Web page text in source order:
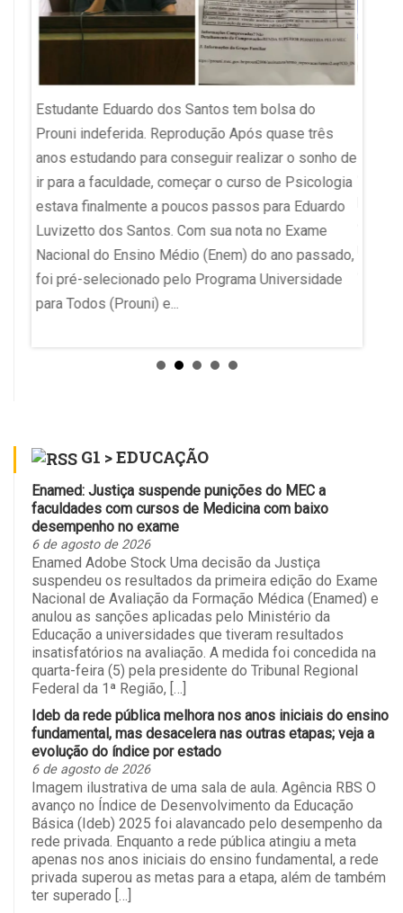
Estudante Eduardo dos Santos tem bolsa do
Prouni indeferida. Reprodução Após quase três
anos estudando para conseguir realizar o sonho de
ir para a faculdade, começar o curso de Psicologia
estava finalmente a poucos passos para Eduardo
Luvizetto dos Santos. Com sua nota no Exame
Nacional do Ensino Médio (Enem) do ano passado,
foi pré-selecionado pelo Programa Universidade
para Todos (Prouni) e...
G1 > EDUCAÇÃO
Enamed: Justiça suspende punições do MEC a
faculdades com cursos de Medicina com baixo
desempenho no exame
6 de agosto de 2026
Enamed Adobe Stock Uma decisão da Justiça
suspendeu os resultados da primeira edição do Exame
Nacional de Avaliação da Formação Médica (Enamed) e
anulou as sanções aplicadas pelo Ministério da
Educação a universidades que tiveram resultados
insatisfatórios na avaliação. A medida foi concedida na
quarta-feira (5) pela presidente do Tribunal Regional
Federal da 1ª Região, […]
Ideb da rede pública melhora nos anos iniciais do ensino
fundamental, mas desacelera nas outras etapas; veja a
evolução do índice por estado
6 de agosto de 2026
Imagem ilustrativa de uma sala de aula. Agência RBS O
avanço no Índice de Desenvolvimento da Educação
Básica (Ideb) 2025 foi alavancado pelo desempenho da
rede privada. Enquanto a rede pública atingiu a meta
apenas nos anos iniciais do ensino fundamental, a rede
privada superou as metas para a etapa, além de também
ter superado […]